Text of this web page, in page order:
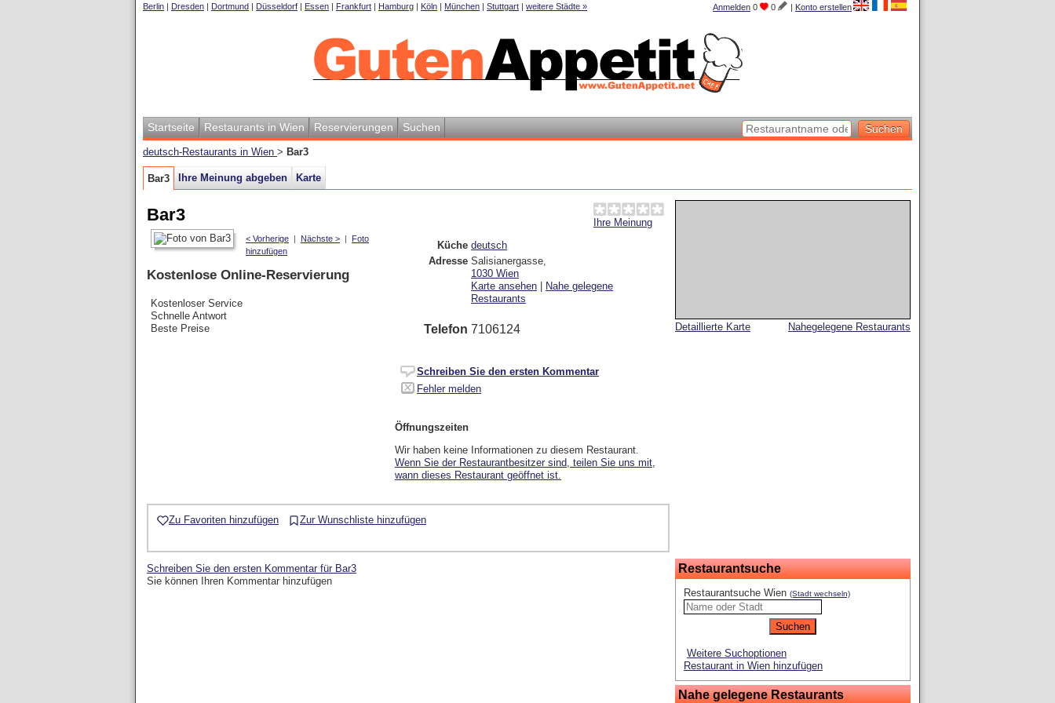
Anmelden 0 0 | Konto erstellen
Berlin | Dresden | Dortmund | Düsseldorf | Essen | Frankfurt | Hamburg | Köln | München | Stuttgart | weitere Städte »
Startseite Restaurants in Wien Reservierungen Suchen
deutsch-Restaurants in Wien > Bar3
Bar3 Ihre Meinung abgeben Karte
Nahegelegene Restaurants
Detaillierte Karte
Restaurantsuche
Restaurantsuche Wien (Stadt wechseln)
Weitere Suchoptionen
Restaurant in Wien hinzufügen
Nahe gelegene Restaurants
Ihre Meinung
Bar3
Küche deutsch
Adresse Salisianergasse,
1030 Wien
Karte ansehen
Nahe gelegene
Restaurants
Telefon 7106124
Schreiben Sie den ersten Kommentar
Fehler melden
Öffnungszeiten
Wir haben keine Informationen zu diesem Restaurant.
Wenn Sie der Restaurantbesitzer sind, teilen Sie uns mit,
wann dieses Restaurant geöffnet ist.
< Vorherige | Nächste > | Foto
hinzufügen
Kostenlose Online-Reservierung
Kostenloser Service
Schnelle Antwort
Beste Preise
Zu Favoriten hinzufügen Zur Wunschliste hinzufügen
Schreiben Sie den ersten Kommentar für Bar3
Sie können Ihren Kommentar hinzufügen